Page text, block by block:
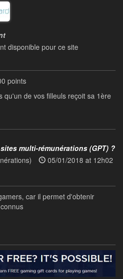
disponible pour ce site
points
qu'un de vos filleuls reçoit sa 1ère
multi-rémunérations (GPT) ?
05/01/2018 at 12h02
car il permet d'obtenir